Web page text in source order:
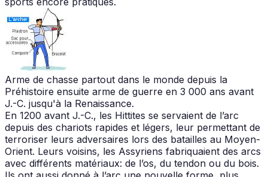
Arme de chasse partout dans le monde depuis la
Préhistoire ensuite arme de guerre en 3 000 ans avant
J.-C. jusqu'à la Renaissance.
En 1200 avant J.-C., les Hittites se servaient de l’arc
depuis des chariots rapides et légers, leur permettant de
terroriser leurs adversaires lors des batailles au Moyen-
Orient. Leurs voisins, les Assyriens fabriquaient des arcs
avec différents matériaux: de l’os, du tendon ou du bois.